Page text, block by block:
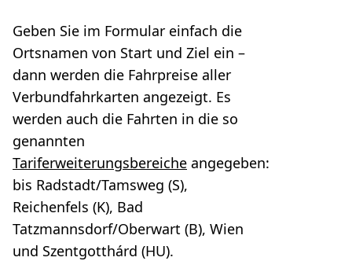
Geben Sie im Formular einfach die
Ortsnamen von Start und Ziel ein –
dann werden die Fahrpreise aller
Verbundfahrkarten angezeigt. Es
werden auch die Fahrten in die so
genannten
Tariferweiterungsbereiche angegeben:
bis Radstadt/Tamsweg (S),
Reichenfels (K), Bad
Tatzmannsdorf/Oberwart (B), Wien
und Szentgotthárd (HU).